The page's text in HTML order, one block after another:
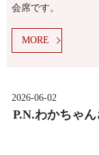
会席です。
MORE
2026-06-02
P.N.わかちゃ